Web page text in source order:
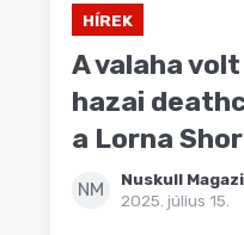
HÍREK
A valaha
hazai
a Lorna
NM
Nuskull
2025. július 15.